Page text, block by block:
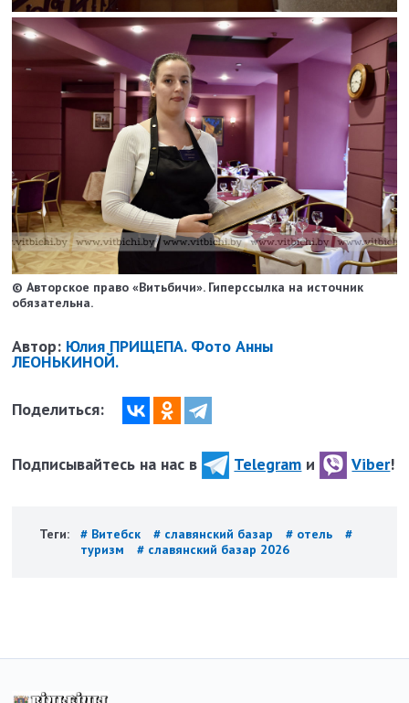
© Авторское право «Витьбичи». Гиперссылка на источник
обязательна.
Автор: Юлия ПРИЩЕПА. Фото Анны
ЛЕОНЬКИНОЙ.
Поделиться:
Подписывайтесь на нас в Telegram и Viber!
Теги: # Витебск # славянский базар # отель
#
туризм
# славянский базар 2026